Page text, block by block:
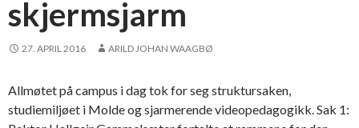
r
m
i
skjermsjarm
27. APRIL 2016 ARILD JOHAN WAAGBØ
Allmøtet på campus i dag tok for seg struktursaken,
studiemiljøet i Molde og sjarmerende videopedagogikk. Sak 1: